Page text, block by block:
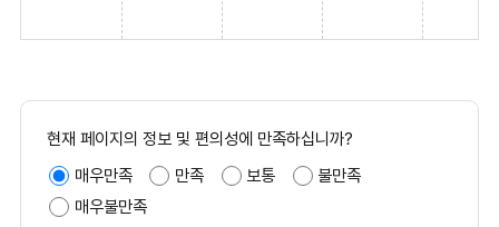
현재 페이지의 정보 및 편의성에 만족하십니까?
매우만족
만족 보통
불만족
매우불만족